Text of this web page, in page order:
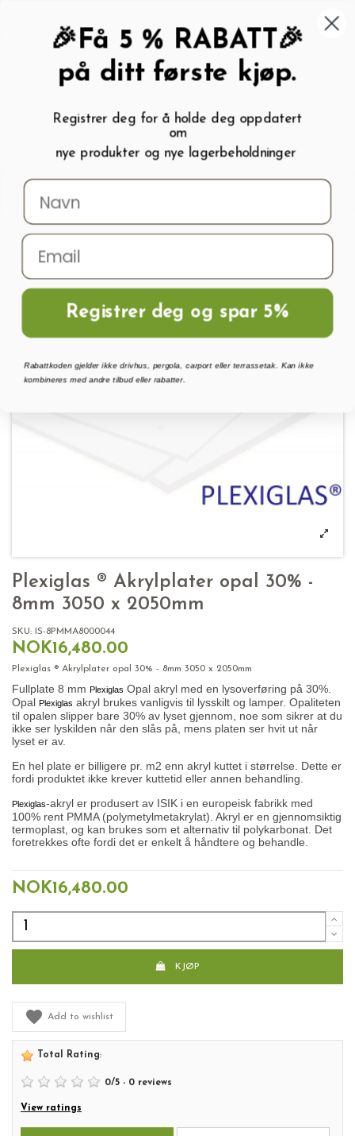
My wishlist ( 0
Menu Søk Logg inn Handlevogn
Hjem
Plexiglass - akryl opal
Plexiglas ® Akrylplater opal 30% -
8mm 3050 x 2050mm
SKU: IS-8PMMA8000044
NOK16,480.00
Plexiglas ® Akrylplater opal 30% - 8mm 3050 x 2050mm
Fullplate 8 mm Plexiglas Opal akryl med en lysoverføring på 30%.
Opal Plexiglas akryl brukes vanligvis til lysskilt og lamper. Opaliteten
til opalen slipper bare 30% av lyset gjennom, noe som sikrer at du
ikke ser lyskilden når den slås på, mens platen ser hvit ut når
lyset er av.
En hel plate er billigere pr. m2 enn akryl kuttet i størrelse. Dette er
fordi produktet ikke krever kuttetid eller annen behandling.
Plexiglas-akryl er produsert av ISIK i en europeisk fabrikk med
100% rent PMMA (polymetylmetakrylat). Akryl er en gjennomsiktig
termoplast, og kan brukes som et alternativ til polykarbonat. Det
foretrekkes ofte fordi det er enkelt å håndtere og behandle.
NOK16,480.00
KJØP
Add to wishlist
Total Rating:
0/5 - 0 reviews
View ratings
🎉Få 5 % RABATT🎉
på ditt første kjøp.
Registrer deg for å holde deg oppdatert
om
nye produkter og nye lagerbeholdninger
Registrer deg og spar 5%
Rabattkoden gjelder ikke drivhus, pergola, carport eller terrassetak. Kan ikke
kombineres med andre tilbud eller rabatter.